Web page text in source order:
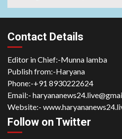
Contact Details
Editor in Chief:-Munna lamba
Publish from:-Haryana
Phone:-+91 8930222624
Email:-
Website:-
Follow on Twitter